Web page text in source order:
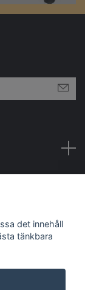
det innehåll
tänkbara